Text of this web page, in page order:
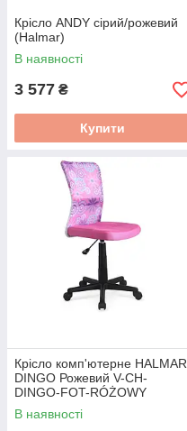
Крісло ANDY сірий/рожевий
(Halmar)
В наявності
3 577 ₴
Купити
Крісло комп'ютерне HALMAR
DINGO Рожевий V-CH-
DINGO-FOT-RÓŻOWY
В наявності